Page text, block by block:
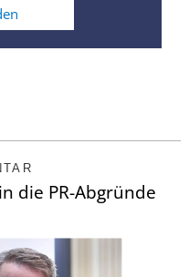
die PR-Abgründe